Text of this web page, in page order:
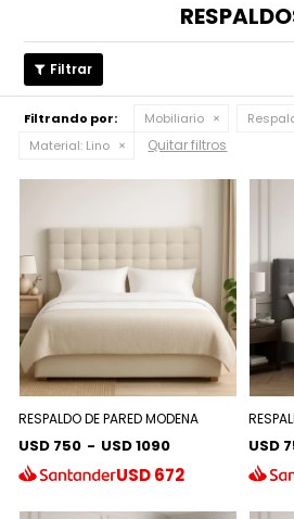
Filtrando por: Mobiliario
Material: Lino Quitar filtros
RESPALDO DE PARED MODENA
USD 750 - USD 1090
USD672
USD